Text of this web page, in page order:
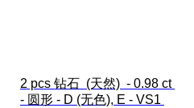
2 pcs 钻石  (天然)  - 0.98 ct
- 圆形 - D (无色), E - VS1